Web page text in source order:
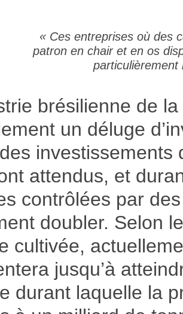
« Ces entreprises où des
patron en chair et en os
brésilienne de
un déluge
investissements
attendus, et
contrôlées par
doubler. Selon
cultivée,
jusqu’à
durant laquelle la